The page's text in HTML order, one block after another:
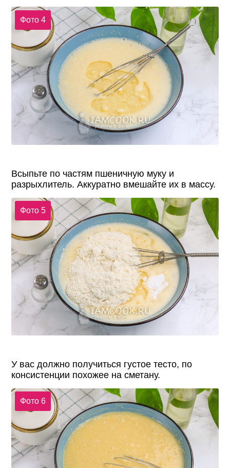
Фото 4
Всыпьте по частям пшеничную муку и
разрыхлитель. Аккуратно вмешайте их в массу.
Фото 5
У вас должно получиться густое тесто, по
консистенции похожее на сметану.
Фото 6